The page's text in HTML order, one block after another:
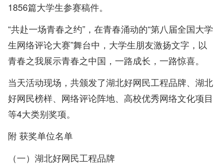
1856篇大学生参赛稿件。
“共赴一场青春之约”，在青春涌动的“第八届全国大学
生网络评论大赛”舞台中，大学生朋友激扬文字，以
青春之我展示青春之中国，一路成长，一路惊喜。
当天活动现场，共颁发了湖北好网民工程品牌、湖北
好网民榜样、网络评论阵地、高校优秀网络文化项目
等4大类别奖项。
附 获奖单位名单
（一）湖北好网民工程品牌